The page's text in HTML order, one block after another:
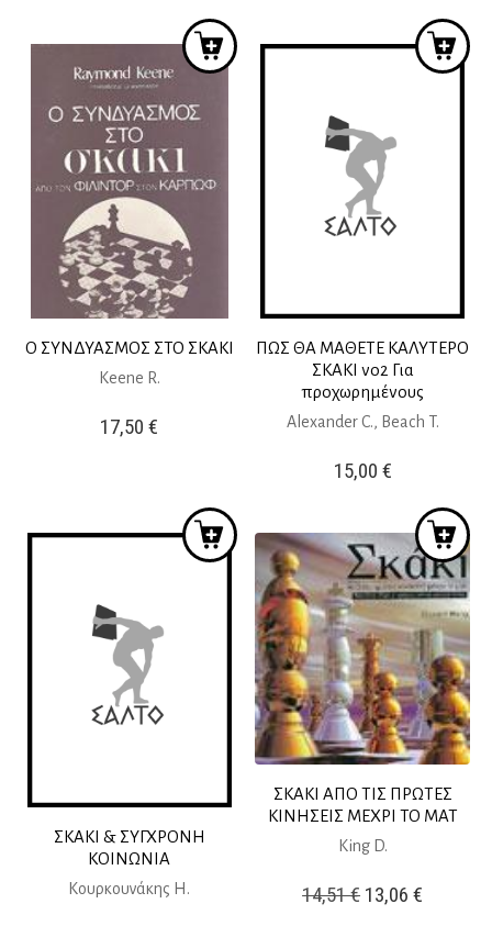
Ο ΣΥΝΔΥΑΣΜΟΣ ΣΤΟ ΣΚΑΚΙ
Keene R.
17,50€
ΠΩΣ ΘΑ ΜΑΘΕΤΕ ΚΑΛΥΤΕΡΟ
ΣΚΑΚΙ νο2 Για
προχωρημένους
Alexander C., Beach T.
15,00 €
ΣΚΑΚΙ & ΣΥΓΧΡΟΝΗ
ΚΟΙΝΩΝΙΑ
Κουρκουνάκης Η.
ΣΚΑΚΙ ΑΠΟ ΤΙΣ ΠΡΩΤΕΣ
ΚΙΝΗΣΕΙΣ ΜΕΧΡΙ ΤΟ ΜΑΤ
King D.
14,51€ Original
13,06€